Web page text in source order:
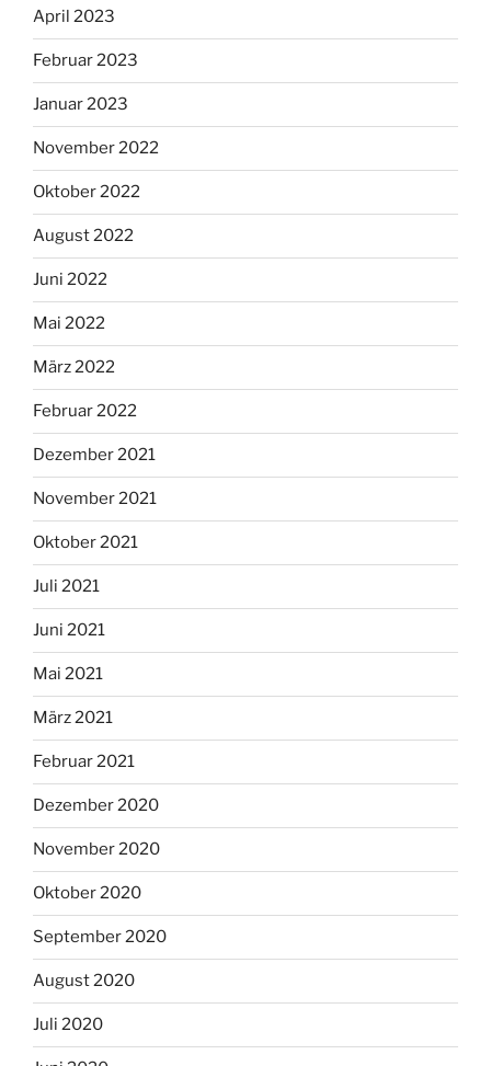
April 2023
Februar 2023
Januar 2023
November 2022
Oktober 2022
August 2022
Juni 2022
Mai 2022
März 2022
Februar 2022
Dezember 2021
November 2021
Oktober 2021
Juli 2021
Juni 2021
Mai 2021
März 2021
Februar 2021
Dezember 2020
November 2020
Oktober 2020
September 2020
August 2020
Juli 2020